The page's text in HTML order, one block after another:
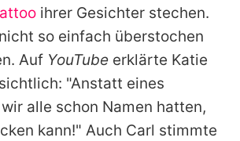
ihrer Gesichter stechen.
so einfach überstochen
Auf YouTube erklärte Katie
"Anstatt eines
alle schon Namen hatten,
kann!" Auch Carl stimmte